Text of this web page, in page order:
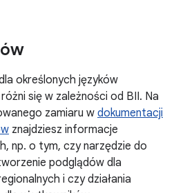
określonych języków
się w zależności od BII. Na
zamiaru w dokumentacji
znajdziesz informacje
np. o tym, czy narzędzie do
podglądów dla
i czy działania